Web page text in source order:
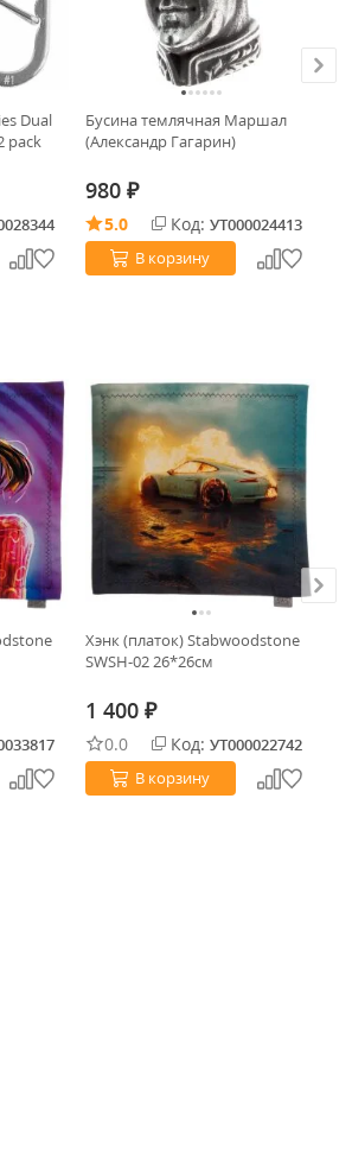
Dual
pack
Бусина темлячная Маршал
(Александр Гагарин)
980 ₽
5.0 Код: УТ000024413
В корзину
Хэнк (платок) Stabwoodstone
SWSH-02 26*26см
1 400 ₽
0.0 Код: УТ000022742
В корзину